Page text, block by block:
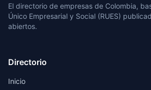
El directorio de empresas de Colombia,
Único Empresarial y Social (RUES)
abiertos.
Directorio
Inicio